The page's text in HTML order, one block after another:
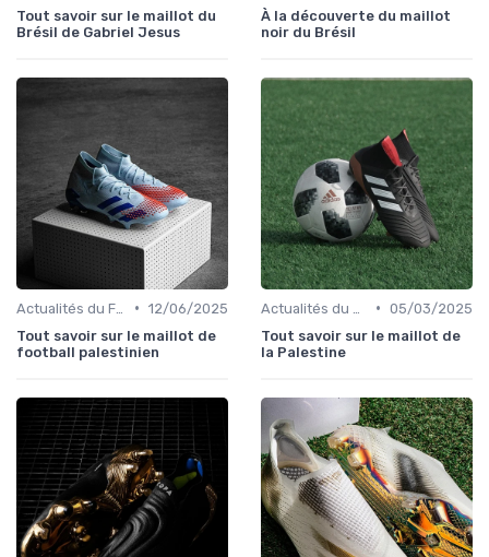
Tout savoir sur le maillot du
Brésil de Gabriel Jesus
À la découverte du maillot
noir du Brésil
• 12/06/2025
Tout savoir sur le maillot de
football palestinien
• 05/03/2025
Tout savoir sur le maillot de
la Palestine